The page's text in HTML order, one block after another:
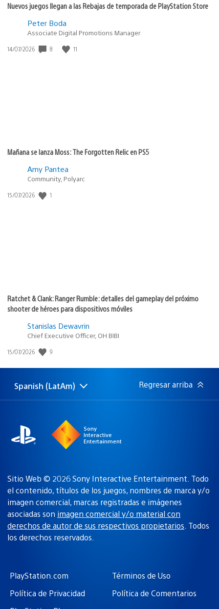
Nuevos juegos llegan a las Rebajas de temporada de PlayStation Store
Peter Boda
Associate Digital Promotions Manager
Fecha
14/07/2026 8 11
Mañana se lanza Moss: The Forgotten Relic en PS5
Amy Pantea
Community, Polyarc
Fecha
15/07/2026 1
Ratchet & Clank: Ranger Rumble: detalles del gameplay del próximo
shooter de héroes para dispositivos móviles
Stanislas Dewavrin
Chief Executive Officer, OH BIBI
Fecha
publicación:
15/07/2026 9
Elige
una
Región
actual:
Spanish (LatAm) Regresar arriba
Sony
Interactive
Entertainment
Sitio Web © 2026 Sony Interactive Entertainment. Todo
el contenido, títulos de los juegos, nombres de marca y/o
imagen comercial, marcas registradas e imágenes
asociadas son imagen comercial y/o material con
derechos de autor de sus respectivos propietarios. Todos
los derechos reservados.
PlayStation.com
Términos de Uso
Política de Privacidad
Política de Comentarios